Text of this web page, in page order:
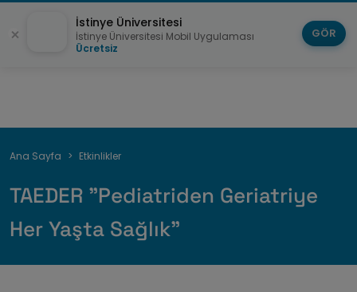
Sayfa
Ana Sayfa Etkinlikler
TAEDER "Pediatriden Geriatriye
Her Yaşta Sağlık"
İstinye Üniversitesi
İstinye Üniversitesi Mobil Uygulaması
Ücretsiz
GÖR